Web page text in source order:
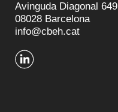
Avinguda Diagonal 649
08028 Barcelona
info@cbeh.cat